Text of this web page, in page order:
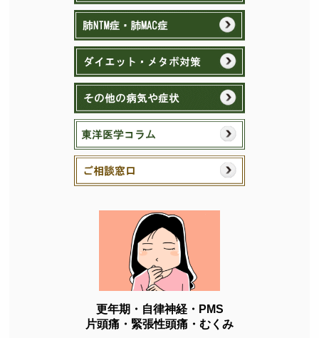
更年期・自律神経・PMS
片頭痛・緊張性頭痛・むくみ